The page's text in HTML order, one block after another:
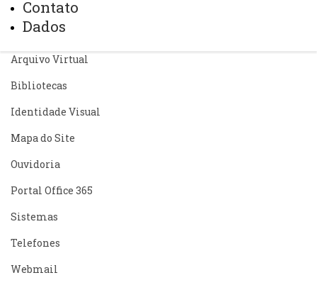
Contato
Dados
ACESSE
Acesso Restrito (Editores do Portal)
Arquivo Virtual
Bibliotecas
Identidade Visual
Mapa do Site
Ouvidoria
Portal Office 365
Sistemas
Telefones
Webmail